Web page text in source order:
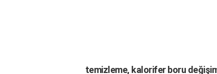
temizleme, kalorifer boru